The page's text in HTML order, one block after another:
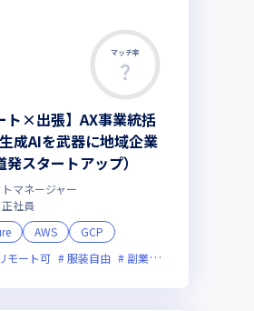
企業 裁量労働制あり
マッチ率
ト×出張】AX事業統括
成AIを武器に地域企業
スタートアップ）
マネージャー
正社員
AWS
GCP
モート可 服装自由 副業可